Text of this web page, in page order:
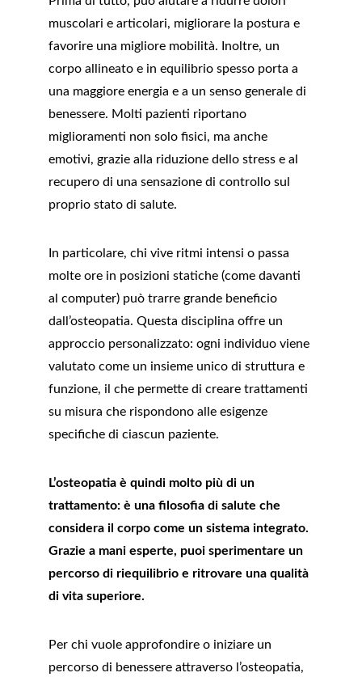
muscolari e articolari, migliorare la postura e
favorire una migliore mobilità. Inoltre, un
corpo allineato e in equilibrio spesso porta a
una maggiore energia e a un senso generale di
benessere. Molti pazienti riportano
miglioramenti non solo fisici, ma anche
emotivi, grazie alla riduzione dello stress e al
recupero di una sensazione di controllo sul
proprio stato di salute.
In particolare, chi vive ritmi intensi o passa
molte ore in posizioni statiche (come davanti
al computer) può trarre grande beneficio
dall’osteopatia. Questa disciplina offre un
approccio personalizzato: ogni individuo viene
valutato come un insieme unico di struttura e
funzione, il che permette di creare trattamenti
su misura che rispondono alle esigenze
specifiche di ciascun paziente.
L’osteopatia è quindi molto più di un
trattamento: è una filosofia di salute che
considera il corpo come un sistema integrato.
Grazie a mani esperte, puoi sperimentare un
percorso di riequilibrio e ritrovare una qualità
di vita superiore.
Per chi vuole approfondire o iniziare un
percorso di benessere attraverso l’osteopatia,